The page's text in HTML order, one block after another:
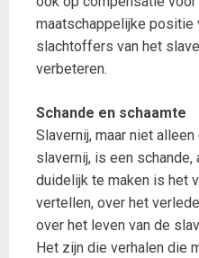
maatschappelijke positie
slachtoffers van het
verbeteren.
Schande en schaamte
Slavernij, maar niet
slavernij, is een
duidelijk te maken is het
vertellen, over het
over het leven van de
Het zijn die verhalen die